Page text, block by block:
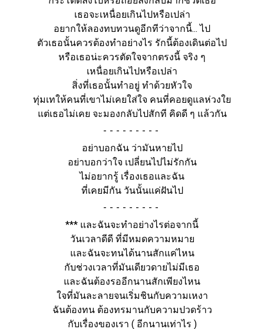
เธอจะเหนื่อยเกินไปหรือเปล่า
อยากให้ลองทบทวนดูอีกทีว่าจากนี้... ไป
ตัวเธอนั้นควรต้องทำอย่างไร รักนี้ต้องเดินต่อไป
หรือเธอน่ะควรตัดใจจากตรงนี้ จริง ๆ
เหนื่อยเกินไปหรือเปล่า
สิ่งที่เธอนั้นทำอยู่ ทำด้วยหัวใจ
ทุ่มเทให้คนที่เขาไม่เคยใส่ใจ คนที่คอยดูแลห่วงใย
แต่เธอไม่เคย จะมองกลับไปสักที คิดดี ๆ แล้วกัน
-
อย่าบอกฉัน ว่ามันหายไป
อย่าบอกว่าใจ เปลี่ยนไปไม่รักกัน
ไม่อยากรู้ เรื่องเธอและฉัน
ที่เคยมีกัน วันนั้นแค่ฝันไป
-
*** และฉันจะทำอย่างไรต่อจากนี้
วันเวลาดีดี ที่มีหมดความหมาย
และฉันจะทนได้นานสักแค่ไหน
กับช่วงเวลาที่มันเดียวดายไม่มีเธอ
และฉันต้องรออีกนานสักเพียงไหน
ใจที่มันละลายจนเริ่มชินกับความเหงา
ฉันต้องทน ต้องทรมานกับความปวดร้าว
กับเรื่องของเรา ( อีกนานเท่าไร )